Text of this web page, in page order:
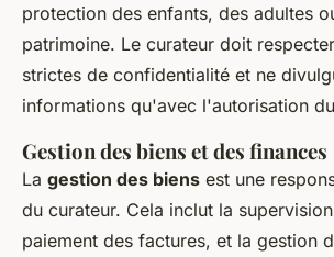
protection des enfants, des adultes
patrimoine. Le curateur doit
strictes de confidentialité et ne
informations qu'avec l'autorisation
Gestion des biens et des finances
La gestion des biens est une
du curateur. Cela inclut la
paiement des factures, et la gestion